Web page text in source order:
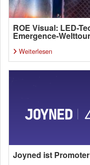
ROE Visual: LED-
Emergence-
Weiterlesen
Joyned ist